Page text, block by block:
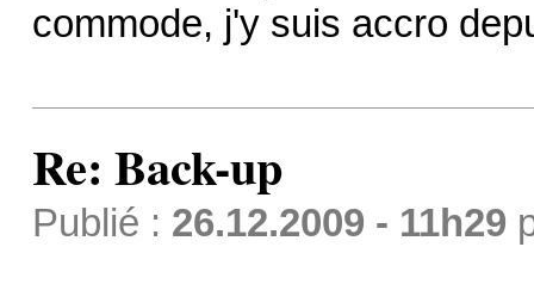
commode, j'y suis accro
Re: Back-up
Publié : 26.12.2009 - 11h29